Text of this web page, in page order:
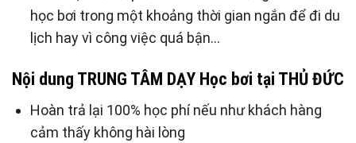
học bơi trong một khoảng thời gian ngắn để đi du
lịch hay vì công việc quá bận…
Nội dung TRUNG TÂM DẠY Học bơi tại THỦ ĐỨC
Hoàn trả lại 100% học phí nếu như khách hàng
cảm thấy không hài lòng